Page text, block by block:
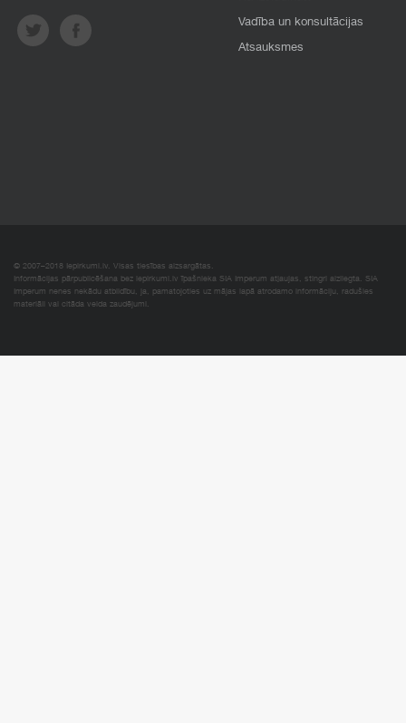
Vadība un konsultācijas
Atsauksmes
© 2007–2018 Iepirkumi.lv. Visas tiesības aizsargātas.
Informācijas pārpublicēšana bez iepirkumi.lv īpašnieka SIA Imperum atļaujas, stingri aizliegta. SIA
Imperum nenes nekādu atbildību, ja, pamatojoties uz mājas lapā atrodamo informāciju, radušies
materiāli vai citāda veida zaudējumi.